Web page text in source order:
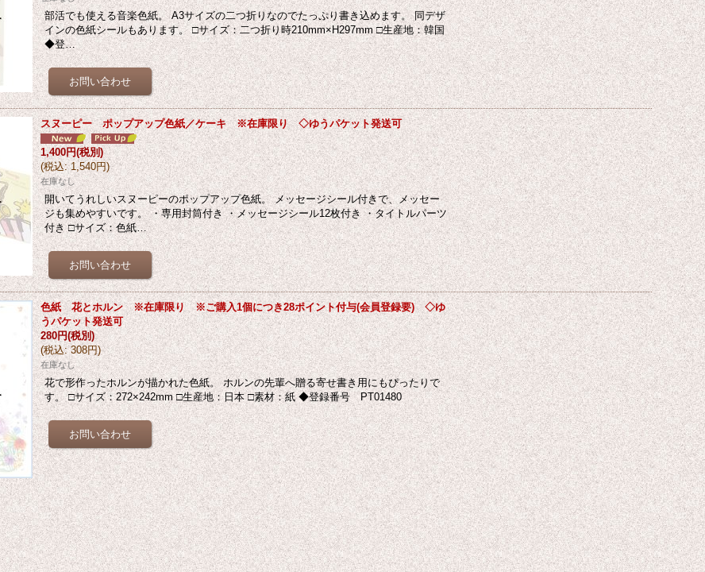
部活でも使える音楽色紙。 A3サイズの二つ折りなのでたっぷり書き込めます。 同デザ
インの色紙シールもあります。 □サイズ：二つ折り時210mm×H297mm □生産地：韓国
◆登…
スヌーピー ポップアップ色紙／ケーキ ※在庫限り ◇ゆうパケット発送可
1,400円(税別)
(税込: 1,540円)
在庫なし
開いてうれしいスヌーピーのポップアップ色紙。 メッセージシール付きで、メッセー
ジも集めやすいです。 ・専用封筒付き ・メッセージシール12枚付き ・タイトルパーツ
付き □サイズ：色紙…
色紙 花とホルン ※在庫限り ※ご購入1個につき28ポイント付与(会員登録要) ◇ゆ
うパケット発送可
280円(税別)
(税込: 308円)
在庫なし
花で形作ったホルンが描かれた色紙。 ホルンの先輩へ贈る寄せ書き用にもぴったりで
す。 □サイズ：272×242mm □生産地：日本 □素材：紙 ◆登録番号 PT01480